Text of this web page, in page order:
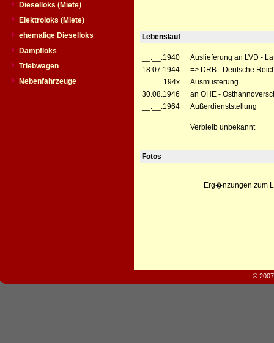
Dieselloks (Miete)
Elektroloks (Miete)
ehemalige Dieselloks
Dampfloks
Triebwagen
Nebenfahrzeuge
Lebenslauf
__.__.1940
Auslieferung an LVD -
18.07.1944
=> DRB - Deutsche
__.__.194x
Ausmusterung
30.08.1946
an OHE -
__.__.1964
Außerdienststellung
Verbleib unbekannt
Fotos
Erg�nzungen zum
©